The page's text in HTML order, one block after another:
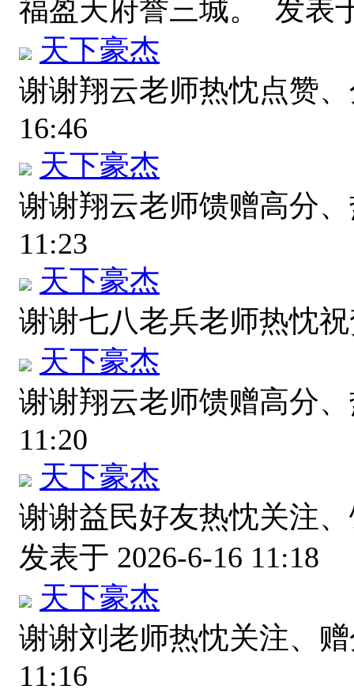
福盈天府誉三城。 发表
天下豪杰
谢谢翔云老师热忱点赞
16:46
天下豪杰
谢谢翔云老师馈赠高分
11:23
天下豪杰
谢谢七八老兵老师热忱
天下豪杰
谢谢翔云老师馈赠高分
11:20
天下豪杰
谢谢益民好友热忱关注
发表于 2026-6-16 11:18
天下豪杰
谢谢刘老师热忱关注、
11:16